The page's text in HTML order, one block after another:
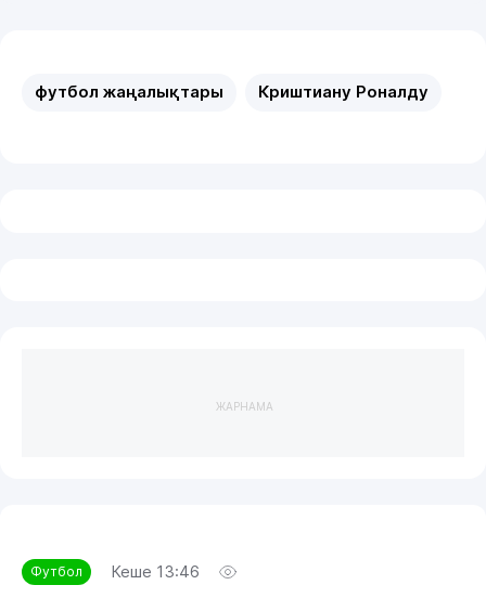
футбол жаңалықтары Криштиану Роналду
ЖАРНАМА
Футбол Кеше 13:46